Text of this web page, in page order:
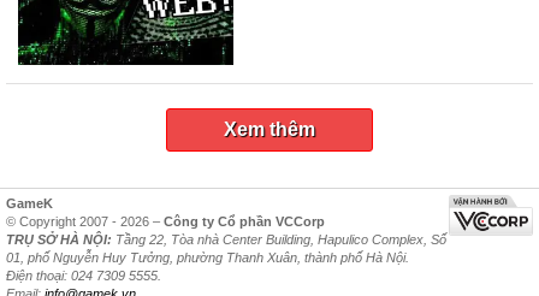
Xem thêm
GameK
© Copyright 2007 - 2026 – Công ty Cổ phần VCCorp
TRỤ SỞ HÀ NỘI: Tầng 22, Tòa nhà Center Building, Hapulico Complex, Số
01, phố Nguyễn Huy Tưởng, phường Thanh Xuân, thành phố Hà Nội.
Điện thoại: 024 7309 5555.